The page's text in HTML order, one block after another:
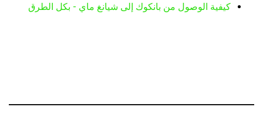
كيفية الوصول من بانكوك إلى شيانغ ماي - بكل الطرق